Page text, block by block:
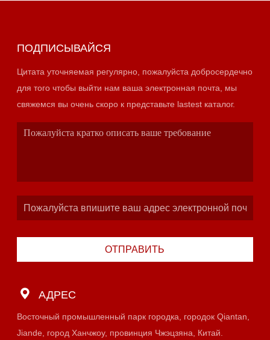
ПОДПИСЫВАЙСЯ
Цитата уточняемая регулярно, пожалуйста добросердечно
для того чтобы выйти нам ваша электронная почта, мы
свяжемся вы очень скоро к представьте lastest каталог.
ОТПРАВИТЬ
АДРЕС
Восточный промышленный парк городка, городок Qiantan,
Jiande, город Ханчжоу, провинция Чжэцзяна, Китай.